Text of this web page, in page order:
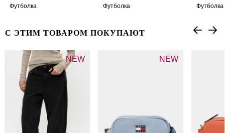
Футболка
Футболка
Футболка
С ЭТИМ ТОВАРОМ ПОКУПАЮТ
NEW NEW